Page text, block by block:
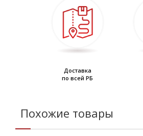
Доставка
по всей РБ
Похожие товары